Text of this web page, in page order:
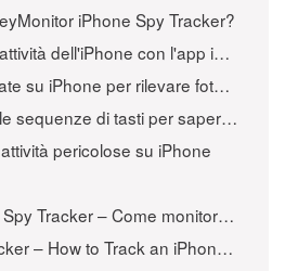
iPhone Spy Tracker?
con l'app iKeyMonitor per iPhone Tracker
iPhone per rilevare foto sospette
per sapere tutto ciò che è stato digitato su iPhone
pericolose su iPhone
– Come monitorare un iPhone gratuitamente
How to Track an iPhone for Free 301